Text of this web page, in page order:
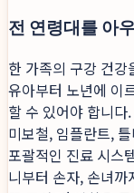
전 연령대를 아
한 가족의 구강 건
유아부터 노년에 이
할 수 있어야 합니
미보철, 임플란트,
포괄적인 진료 시스
니부터 손자, 손녀